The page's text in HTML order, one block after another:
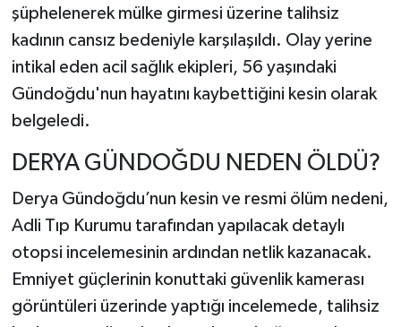
şüphelenerek mülke girmesi üzerine talihsiz
kadının cansız bedeniyle karşılaşıldı. Olay yerine
intikal eden acil sağlık ekipleri, 56 yaşındaki
Gündoğdu'nun hayatını kaybettiğini kesin olarak
belgeledi.
DERYA GÜNDOĞDU NEDEN ÖLDÜ?
Derya Gündoğdu’nun kesin ve resmi ölüm nedeni,
Adli Tıp Kurumu tarafından yapılacak detaylı
otopsi incelemesinin ardından netlik kazanacak.
Emniyet güçlerinin konuttaki güvenlik kamerası
görüntüleri üzerinde yaptığı incelemede, talihsiz